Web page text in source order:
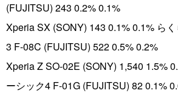
(FUJITSU) 243 0.2% 0.1%
Xperia SX (SONY) 143 0.1% 0.1% ら
3 F-08C (FUJITSU) 522 0.5% 0.2%
Xperia Z SO-02E (SONY) 1,540 1.5%
ーシック4 F-01G (FUJITSU) 82 0.1%